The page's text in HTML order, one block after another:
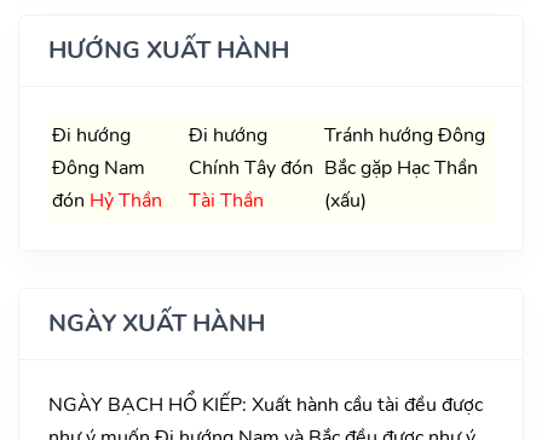
HƯỚNG XUẤT HÀNH
Đi hướng
Đông Nam
đón Hỷ Thần
Đi hướng
Chính Tây đón
Tài Thần
Tránh hướng Đông
Bắc gặp Hạc Thần
(xấu)
NGÀY XUẤT HÀNH
NGÀY BẠCH HỔ KIẾP: Xuất hành cầu tài đều được